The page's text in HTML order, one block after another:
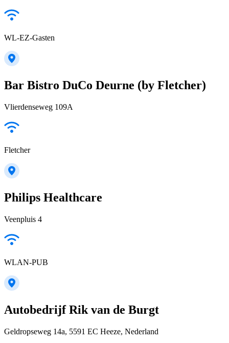
WL-EZ-Gasten
Bar Bistro DuCo Deurne (by Fletcher)
Vlierdenseweg 109A
Fletcher
Philips Healthcare
Veenpluis 4
WLAN-PUB
Autobedrijf Rik van de Burgt
Geldropseweg 14a, 5591 EC Heeze, Nederland